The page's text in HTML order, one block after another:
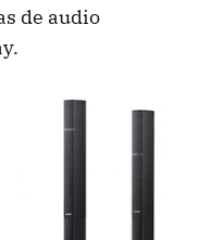
de audio